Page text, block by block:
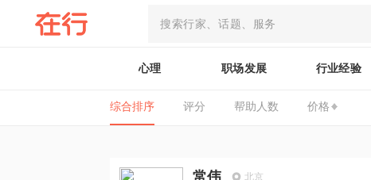
心理 职场发展 行业经验
综合排序 评分 帮助人数 价格
常伟
北京